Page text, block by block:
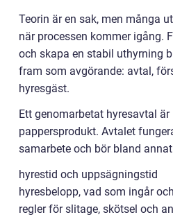
Teorin är en sak, men många
när processen kommer igång.
och skapa en stabil uthyrning
fram som avgörande: avtal,
hyresgäst.
Ett genomarbetat hyresavtal är
pappersprodukt. Avtalet
samarbete och bör bland
hyrestid och uppsägningstid
hyresbelopp, vad som ingår
regler för slitage, skötsel och